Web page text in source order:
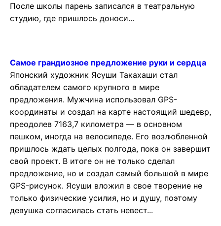
После школы парень записался в театральную
студию, где пришлось доноси...
Самое грандиозное предложение руки и сердца
Японский художник Ясуши Такахаши стал
обладателем самого крупного в мире
предложения. Мужчина использовал GPS-
координаты и создал на карте настоящий шедевр,
преодолев 7163,7 километра — в основном
пешком, иногда на велосипеде. Его возлюбленной
пришлось ждать целых полгода, пока он завершит
свой проект. В итоге он не только сделал
предложение, но и создал самый большой в мире
GPS-рисунок. Ясуши вложил в свое творение не
только физические усилия, но и душу, поэтому
девушка согласилась стать невест...